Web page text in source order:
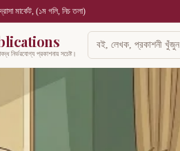
মার্কেট, (১ম গলি, নিচ তলা)
নির্ভরযোগ্য প্রকাশনায় সচেষ্ট।